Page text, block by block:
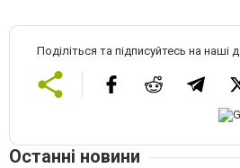
Поділіться та підписуйтесь на наші
Останні новини